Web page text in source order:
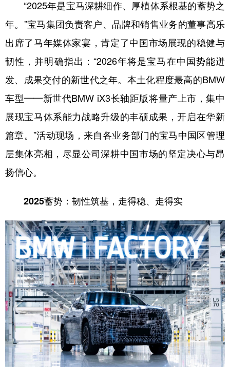
广西
四川 贵州 云南 西藏
陕西 甘肃 青海 宁夏
内蒙古 黑龙江
多语种频道
Deutsch Português
“2025年是宝马深耕细作、厚植体系根基的蓄势之
年。”宝马集团负责客户、品牌和销售业务的董事高乐
出席了马年媒体家宴，肯定了中国市场展现的稳健与
韧性，并明确指出：“2026年将是宝马在中国势能迸
发、成果交付的新世代之年。本土化程度最高的BMW
车型——新世代BMW iX3长轴距版将量产上市，集中
展现宝马体系能力战略升级的丰硕成果，开启在华新
篇章。”活动现场，来自各业务部门的宝马中国区管理
层集体亮相，尽显公司深耕中国市场的坚定决心与昂
扬信心。
2025蓄势：韧性筑基，走得稳、走得实